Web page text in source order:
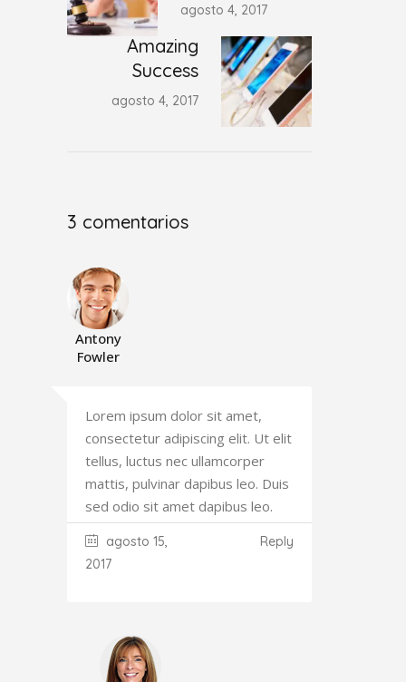
agosto 4, 2017
Amazing
Success
agosto 4, 2017
3 comentarios
Antony
Fowler
Lorem ipsum dolor sit amet,
consectetur adipiscing elit. Ut elit
tellus, luctus nec ullamcorper
mattis, pulvinar dapibus leo. Duis
sed odio sit amet dapibus leo.
agosto 15,
2017
Reply